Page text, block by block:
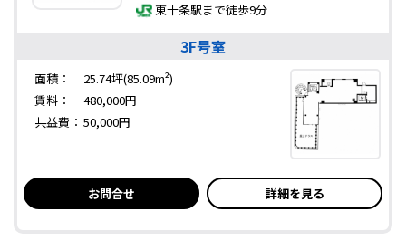
東十条駅まで徒歩9分
3F号室
面積：
25.74坪(85.09m²)
賃料：
480,000円
共益費： 50,000円
お問合せ 詳細を見る